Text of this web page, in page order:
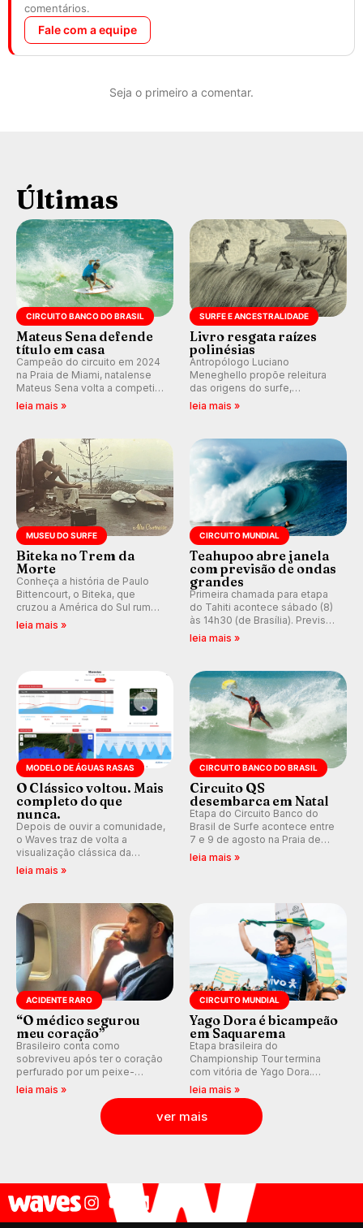
comentários.
Fale com a equipe
Seja o primeiro a comentar.
Últimas
CIRCUITO BANCO DO BRASIL
Mateus Sena defende
título em casa
Campeão do circuito em 2024
na Praia de Miami, natalense
Mateus Sena volta a competir
em casa em busca de manter a
leia mais »
SURFE E ANCESTRALIDADE
Livro resgata raízes
polinésias
Antropólogo Luciano
Meneghello propõe releitura
das origens do surfe,
resgatando a cultura polinésia
prática em esporte e indústria.
leia mais »
MUSEU DO SURFE
Biteka no Trem da
Morte
Conheça a história de Paulo
Bittencourt, o Biteka, que
cruzou a América do Sul rumo
ao Pacífico em uma jornada
leia mais »
CIRCUITO MUNDIAL
Teahupoo abre janela
com previsão de ondas
grandes
Primeira chamada para etapa
do Tahiti acontece sábado (8)
às 14h30 (de Brasília). Previsão
indica swell consistente.
Kelly Slater convidado.
leia mais »
MODELO DE ÁGUAS RASAS
O Clássico voltou. Mais
completo do que
nunca.
Depois de ouvir a comunidade,
o Waves traz de volta a
visualização clássica da
previsão de águas rasas,
ondas para até 16 dias.
leia mais »
CIRCUITO BANCO DO BRASIL
Circuito QS
desembarca em Natal
Etapa do Circuito Banco do
Brasil de Surfe acontece entre
7 e 9 de agosto na Praia de
Miami (RN), em disputas
leia mais »
ACIDENTE RARO
“O médico segurou
meu coração”
Brasileiro conta como
sobreviveu após ter o coração
perfurado por um peixe-
agulha enquanto surfava na
leia mais »
CIRCUITO MUNDIAL
Yago Dora é bicampeão
em Saquarema
Etapa brasileira do
Championship Tour termina
com vitória de Yago Dora.
Sawyer Lindblad vence entre
as mulheres e Leonardo
Fioravanti assume liderança do
ranking mundial da WSL, na
etapa de Saquarema.
leia mais »
ver mais